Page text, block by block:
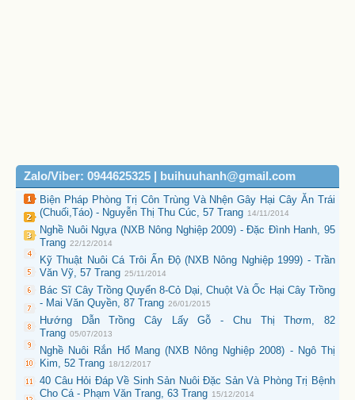
Zalo/Viber: 0944625325 | buihuuhanh@gmail.com
Biện Pháp Phòng Trị Côn Trùng Và Nhện Gây Hại Cây Ăn Trái
(Chuối,Táo) - Nguyễn Thị Thu Cúc, 57 Trang 14/11/2014
Nghề Nuôi Ngựa (NXB Nông Nghiệp 2009) - Đặc Đình Hanh, 95
Trang 22/12/2014
Kỹ Thuật Nuôi Cá Trôi Ấn Độ (NXB Nông Nghiệp 1999) - Trần
Văn Vỹ, 57 Trang 25/11/2014
Bác Sĩ Cây Trồng Quyển 8-Cỏ Dại, Chuột Và Ốc Hại Cây Trồng
- Mai Văn Quyền, 87 Trang 26/01/2015
Hướng Dẫn Trồng Cây Lấy Gỗ - Chu Thị Thơm, 82
Trang 05/07/2013
Nghề Nuôi Rắn Hổ Mang (NXB Nông Nghiệp 2008) - Ngô Thị
Kim, 52 Trang 18/12/2017
40 Câu Hỏi Đáp Về Sinh Sản Nuôi Đặc Sản Và Phòng Trị Bệnh
Cho Cá - Phạm Văn Trang, 63 Trang 15/12/2014